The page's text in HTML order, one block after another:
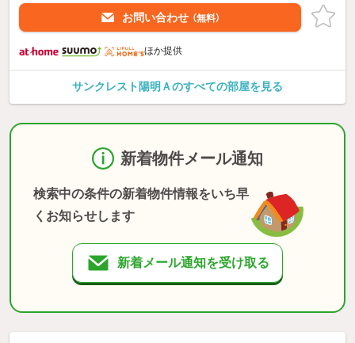
お問い合わせ （無料）
ほか提供
サンクレスト陽明Ａのすべての部屋を見る
新着物件メール通知
検索中の条件の新着物件情報をいち早
くお知らせします
新着メール通知を受け取る